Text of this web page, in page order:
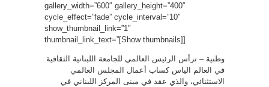
gallery_width=”600″ gallery_height=”400″
cycle_effect=”fade” cycle_interval=”10″
show_thumbnail_link=”1″
thumbnail_link_text=”[Show thumbnails]]
وطنية – ترأس الرئيس العالمي للجامعة اللبنانية الثقافية
في العالم الياس كساب أعمال المجلس العالمي
الاستثنائي، والذي عقد في مبنى المركز اللبناني في